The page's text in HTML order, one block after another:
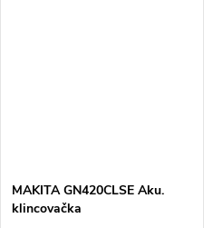
MAKITA GN420CLSE Aku.
klincovačka